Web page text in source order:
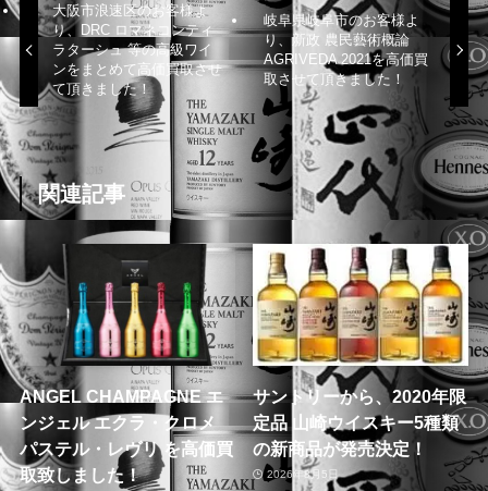
大阪市浪速区のお客様よ
り、DRC ロマネコンティ
ラターシュ 等の高級ワイ
ンをまとめて高価買取させ
て頂きました！
岐阜県岐阜市のお客様よ
り、新政 農民藝術概論
AGRIVEDA 2021を高価買
取させて頂きました！
関連記事
ANGEL CHAMPAGNE エ
ンジェル エクラ・クロメ
パステル・レヴリ を高価買
取致しました！
サントリーから、2020年限
定品 山崎ウイスキー5種類
の新商品が発売決定！
2026年8月5日